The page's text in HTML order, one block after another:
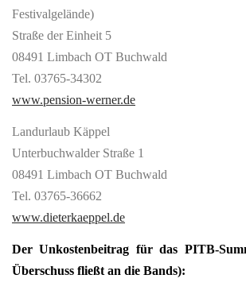
Festivalgelände)
Straße der Einheit 5
08491 Limbach OT Buchwald
Tel. 03765-34302
www.pension-werner.de
Landurlaub Käppel
Unterbuchwalder Straße 1
08491 Limbach OT Buchwald
Tel. 03765-36662
www.dieterkaeppel.de
Der Unkostenbeitrag für das PITB-
Überschuss fließt an die Bands):